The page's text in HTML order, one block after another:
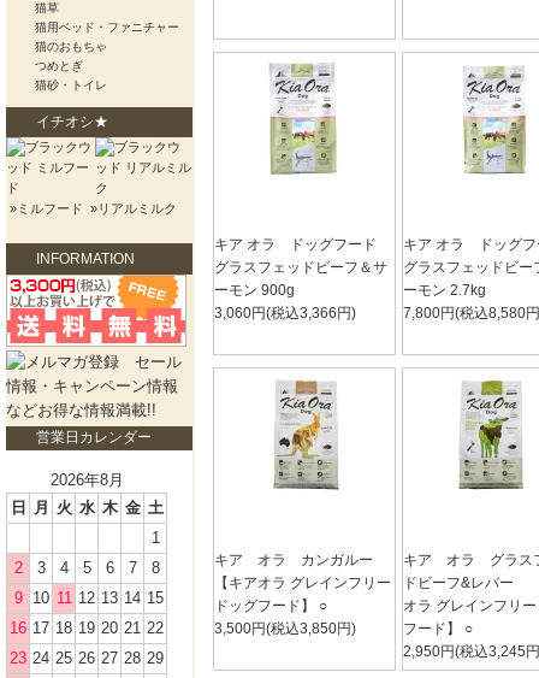
猫草
猫用ベッド・ファニチャー
猫のおもちゃ
つめとぎ
猫砂・トイレ
イチオシ★
»ミルフード »リアルミルク
INFORMATION
営業日カレンダー
2026年8月
日
月 火 水 木 金 土
1
2
3 4 5 6 7
8
9
10 11 12 13 14 15
16 17 18 19 20 21 22
23 24 25 26 27 28 29
キア オラ ドッグフード
グラスフェッドビーフ＆サ
ーモン 900g
3,060円(税込3,366円)
キア オラ ドッグ
グラスフェッドビー
ーモン 2.7kg
7,800円(税込8,580
キア オラ カンガルー
【キアオラ グレインフリー
ドッグフード】 ○
3,500円(税込3,850円)
キア オラ グラス
ドビーフ&レバー
オラ グレインフリ
フード】 ○
2,950円(税込3,245